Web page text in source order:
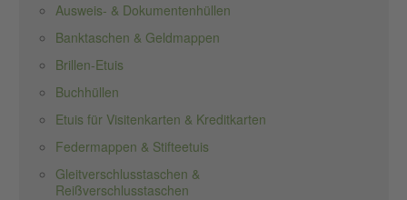
Ausweis- & Dokumentenhüllen
Banktaschen & Geldmappen
Brillen-Etuis
Buchhüllen
Etuis für Visitenkarten & Kreditkarten
Federmappen & Stifteetuis
Gleitverschlusstaschen &
Reißverschlusstaschen